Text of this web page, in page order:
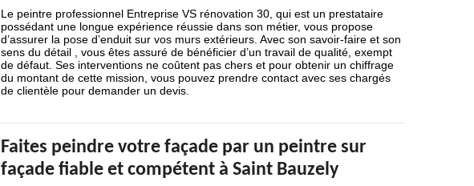
Le peintre professionnel Entreprise VS rénovation 30, qui est un prestataire
possédant une longue expérience réussie dans son métier, vous propose
d’assurer la pose d’enduit sur vos murs extérieurs. Avec son savoir-faire et son
sens du détail , vous êtes assuré de bénéficier d’un travail de qualité, exempt
de défaut. Ses interventions ne coûtent pas chers et pour obtenir un chiffrage
du montant de cette mission, vous pouvez prendre contact avec ses chargés
de clientèle pour demander un devis.
Faites peindre votre façade par un peintre sur
façade fiable et compétent à Saint Bauzely